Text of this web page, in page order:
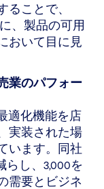
ることで、
、製品の可用
おいて目に見
業のパフォー
適化機能を店
実装された場
います。同社
らし、3,000を
需要とビジネ